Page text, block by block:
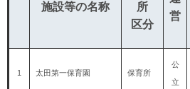
施設等の名称
所
区分
営
1 太田第一保育園 保育所
公
立